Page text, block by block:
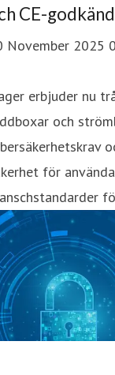
CE-
November 2025
erbjuder nu
och
för